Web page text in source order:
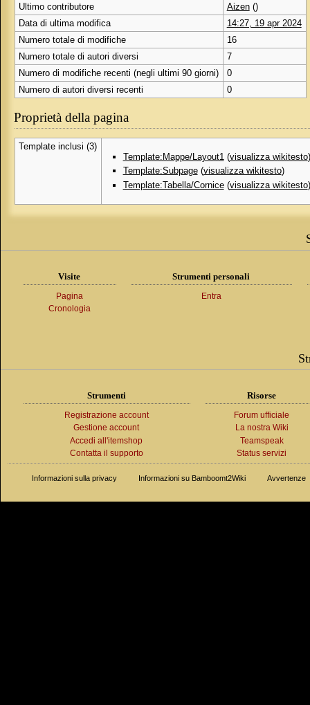
Ultimo contributore
Aizen ()
Data di ultima modifica
14:27, 19 apr 2024
Numero totale di modifiche
16
Numero totale di autori diversi
7
Numero di modifiche recenti (negli ultimi 90 giorni)
0
Numero di autori diversi recenti
0
Proprietà della pagina
Template inclusi (3)
Template:Mappe/Layout1(visualizza wikitesto)
Template:Subpage(visualizza wikitesto)
Template:Tabella/Cornice(visualizza wikitesto)
Visite
Pagina
Cronologia
Strumenti personali
Entra
Strumenti
Registrazione account
Gestione account
Accedi all'itemshop
Contatta il supporto
Risorse
Forum ufficiale
La nostra Wiki
Teamspeak
Status servizi
Informazioni sulla privacy Informazioni su Bamboomt2Wiki Avvertenze